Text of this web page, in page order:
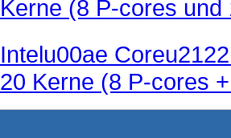
Kerne (8 P-cores
Intelu00ae
20 Kerne (8 P-cores